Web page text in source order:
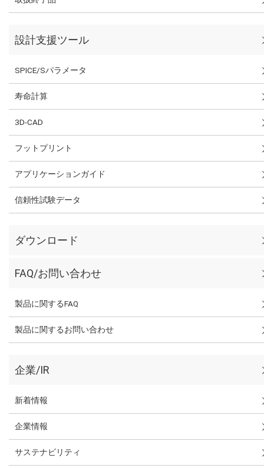
設計支援ツール
SPICE/Sパラメータ
寿命計算
3D-CAD
フットプリント
アプリケーションガイド
信頼性試験データ
ダウンロード
FAQ/お問い合わせ
製品に関するFAQ
製品に関するお問い合わせ
企業/IR
新着情報
企業情報
サステナビリティ